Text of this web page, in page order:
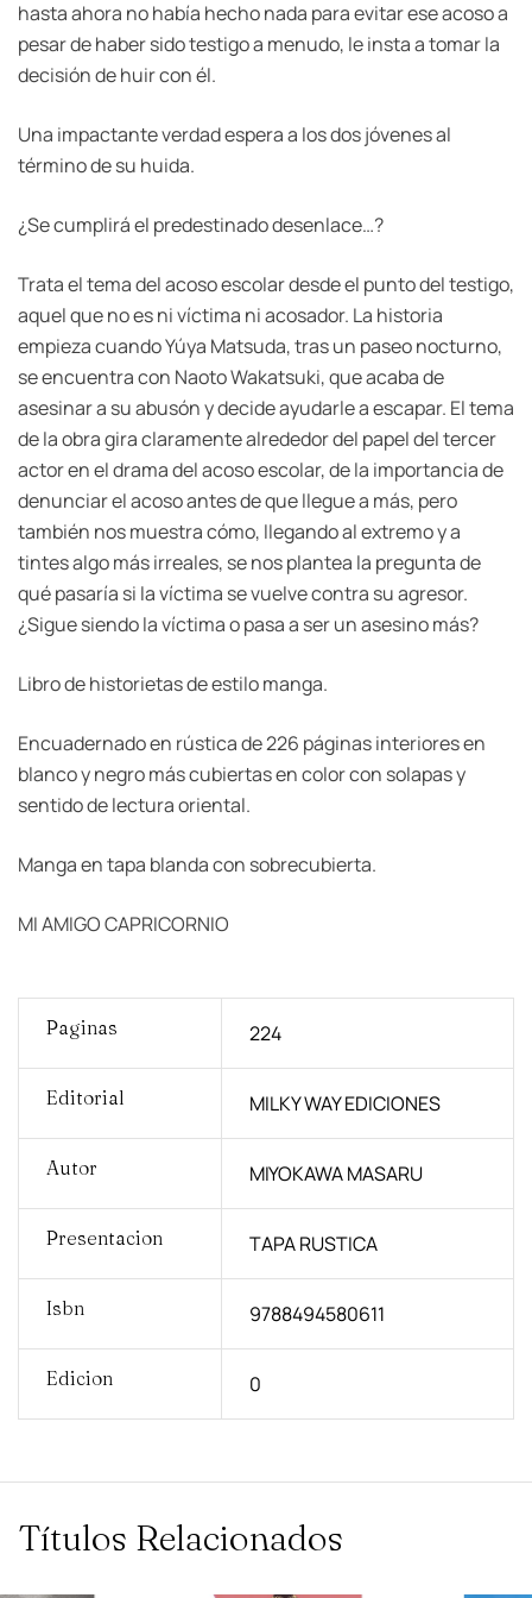
hasta ahora no había hecho nada para evitar ese acoso a
pesar de haber sido testigo a menudo, le insta a tomar la
decisión de huir con él.
Una impactante verdad espera a los dos jóvenes al
término de su huida.
¿Se cumplirá el predestinado desenlace…?
Trata el tema del acoso escolar desde el punto del testigo,
aquel que no es ni víctima ni acosador. La historia
empieza cuando Yúya Matsuda, tras un paseo nocturno,
se encuentra con Naoto Wakatsuki, que acaba de
asesinar a su abusón y decide ayudarle a escapar. El tema
de la obra gira claramente alrededor del papel del tercer
actor en el drama del acoso escolar, de la importancia de
denunciar el acoso antes de que llegue a más, pero
también nos muestra cómo, llegando al extremo y a
tintes algo más irreales, se nos plantea la pregunta de
qué pasaría si la víctima se vuelve contra su agresor.
¿Sigue siendo la víctima o pasa a ser un asesino más?
Libro de historietas de estilo manga.
Encuadernado en rústica de 226 páginas interiores en
blanco y negro más cubiertas en color con solapas y
sentido de lectura oriental.
Manga en tapa blanda con sobrecubierta.
MI AMIGO CAPRICORNIO
Paginas 224
Editorial MILKY WAY EDICIONES
Autor MIYOKAWA MASARU
Presentacion TAPA RUSTICA
Isbn 9788494580611
Edicion 0
Títulos Relacionados